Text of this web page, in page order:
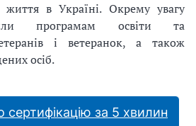
життя в Україні. Окрему увагу
програмам освіти та
і ветеранок, а також
осіб.
за 5 хвилин